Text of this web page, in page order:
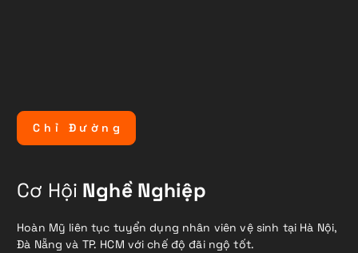
C h ỉ Đ ư ờ n g
Cơ Hội Nghề Nghiệp
Hoàn Mỹ liên tục tuyển dụng nhân viên vệ sinh tại Hà Nội,
Đà Nẵng và TP. HCM với chế độ đãi ngộ tốt.